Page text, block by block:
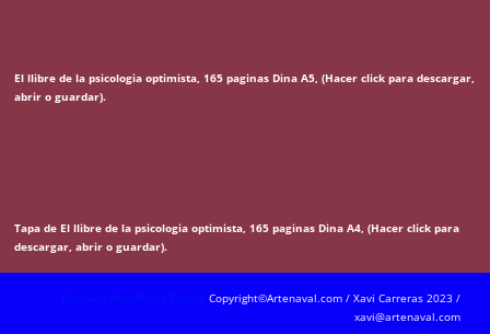
El llibre de la psicologia optimista, 165 paginas Dina A5, (Hacer click para descargar,
abrir o guardar).
Tapa de El llibre de la psicologia optimista, 165 paginas Dina A4, (Hacer click para
descargar, abrir o guardar).
Copyright©Artenaval.com / Xavi Carreras 2023 /
xavi@artenaval.com